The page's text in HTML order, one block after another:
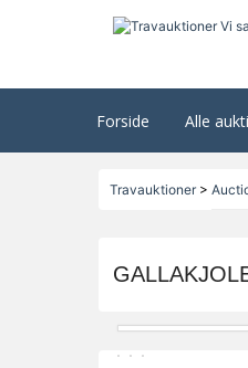
Forside Alle
Travauktioner>